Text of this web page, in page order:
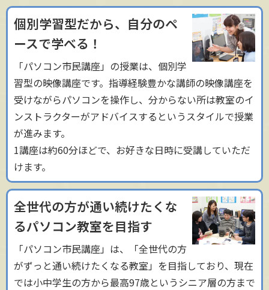
個別学習型だから、自分のペ
ースで学べる！
「パソコン市民講座」の授業は、個別学
習型の映像講座です。指導経験豊かな講師の映像講座を
受けながらパソコンを操作し、分からない所は教室のイ
ンストラクターがアドバイスするというスタイルで授業
が進みます。
1講座は約60分ほどで、お好きな日時に受講していただ
けます。
全世代の方が通い続けたくな
るパソコン教室を目指す
「パソコン市民講座」は、「全世代の方
がずっと通い続けたくなる教室」を目指しており、現在
では小中学生の方から最高97歳というシニア層の方まで